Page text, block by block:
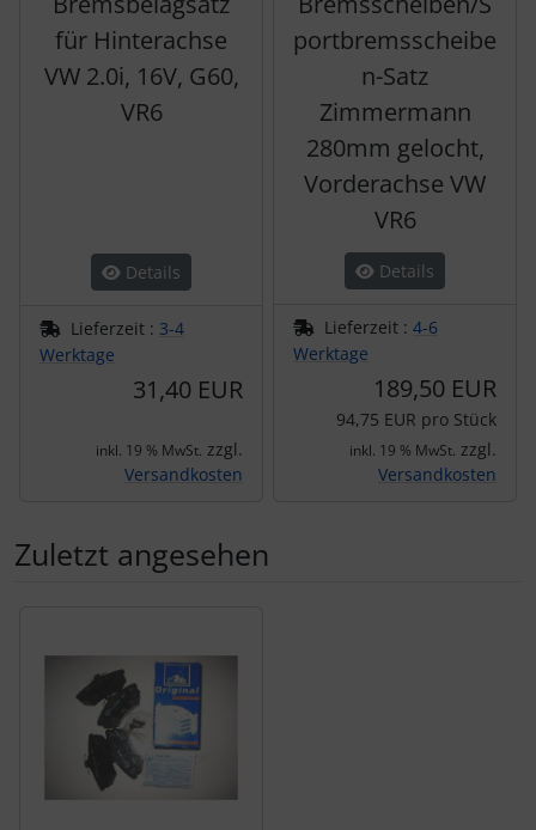
für Hinterachse
VW 2.0i, 16V, G60,
VR6
Details
Lieferzeit : 3-4
Werktage
31,40 EUR
inkl. 19 % MwSt. zzgl.
Versandkosten
portbremsscheibe
n-Satz
Zimmermann
280mm gelocht,
Vorderachse VW
VR6
Details
Lieferzeit : 4-6
Werktage
189,50 EUR
94,75 EUR pro Stück
inkl. 19 % MwSt. zzgl.
Versandkosten
Zuletzt angesehen